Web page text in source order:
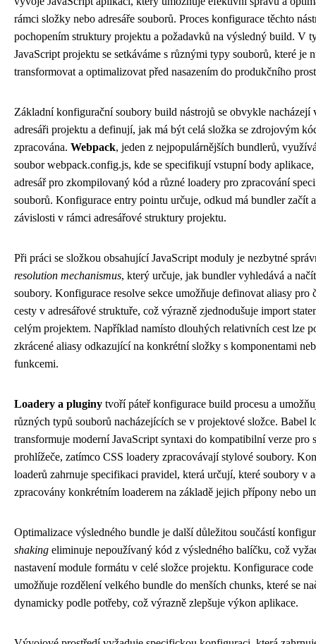
rámci složky nebo adresáře souborů. Proces konfigurace těchto
pochopením struktury projektu a požadavků na výsledný build. V
JavaScript projektu se setkáváme s různými typy souborů, které je
transformovat a optimalizovat před nasazením do produkčního
Základní konfigurační soubory build nástrojů se obvykle nacházejí
adresáři projektu a definují, jak má být celá složka se zdrojovým
zpracována. Webpack, jeden z nejpopulárnějších bundlerů,
soubor webpack.config.js, kde se specifikují vstupní body
adresář pro zkompilovaný kód a různé loadery pro zpracování
souborů. Konfigurace entry pointu určuje, odkud má bundler začít
závislosti v rámci adresářové struktury projektu.
Při práci se složkou obsahující JavaScript moduly je nezbytné
resolution mechanismus, který určuje, jak bundler vyhledává a
soubory. Konfigurace resolve sekce umožňuje definovat aliasy pro
cesty v adresářové struktuře, což výrazně zjednodušuje import
celým projektem. Například namísto dlouhých relativních cest lze
zkrácené aliasy odkazující na konkrétní složky s komponentami
funkcemi.
Loadery a pluginy tvoří páteř konfigurace build procesu a
různých typů souborů nacházejících se v projektové složce. Babel
transformuje moderní JavaScript syntaxi do kompatibilní verze pro
prohlížeče, zatímco CSS loadery zpracovávají stylové soubory.
loaderů zahrnuje specifikaci pravidel, která určují, které soubory v
zpracovány konkrétním loaderem na základě jejich přípony nebo
Optimalizace výsledného bundle je další důležitou součástí
shaking eliminuje nepoužívaný kód z výsledného balíčku, což
nastavení module formátu v celé složce projektu. Konfigurace
umožňuje rozdělení velkého bundle do menších chunks, které se
dynamicky podle potřeby, což výrazně zlepšuje výkon aplikace.